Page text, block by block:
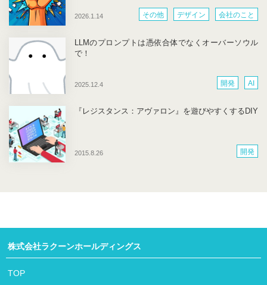
2026.1.14 その他 デザイン 会社のこと
2025.12.4
LLMのプロンプトは憑依合体でなくオーバーソウル
で！
開発 AI
2015.8.26
『レジスタンス：アヴァロン』を遊びやすくするDIY
開発
株式会社ラクーンホールディングス
TOP